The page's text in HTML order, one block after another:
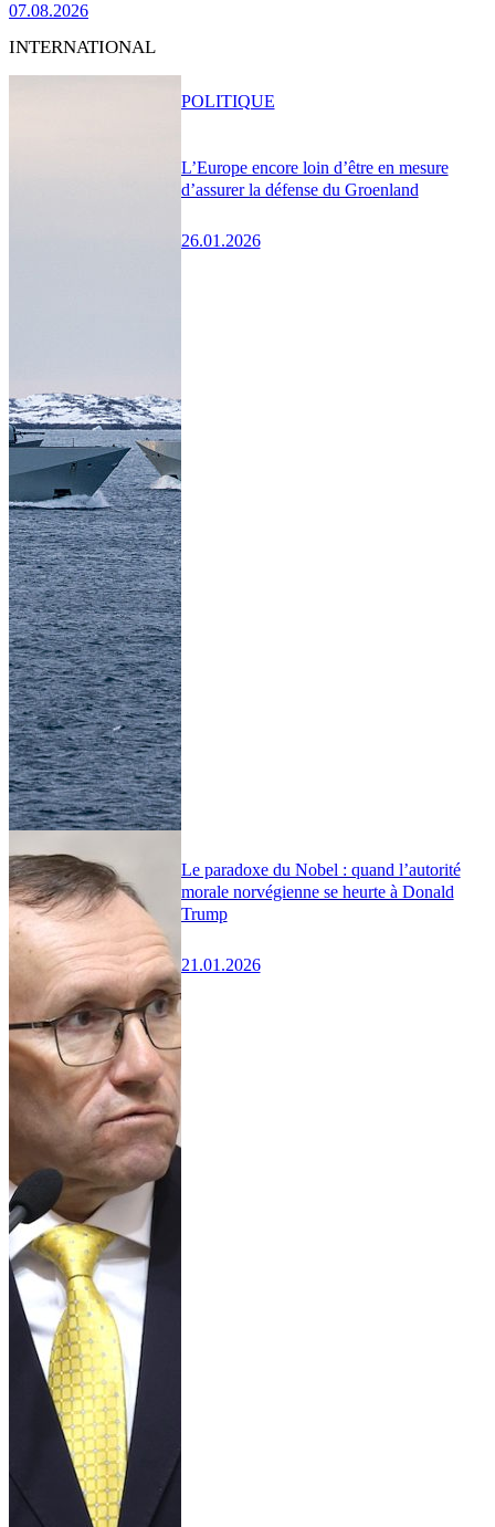
07.08.2026
INTERNATIONAL
L’Europe encore loin d’être en mesure
d’assurer la défense du Groenland
26.01.2026
POLITIQUE
Le paradoxe du Nobel : quand l’autorité
morale norvégienne se heurte à Donald
Trump
21.01.2026